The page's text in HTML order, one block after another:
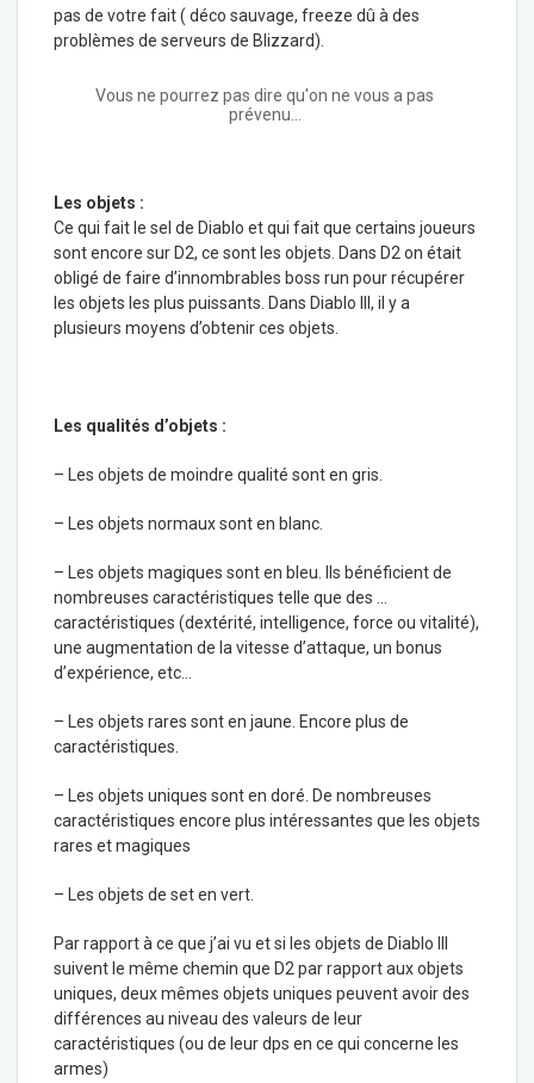
pas de votre fait ( déco sauvage, freeze dû à des
problèmes de serveurs de Blizzard).
Vous ne pourrez pas dire qu'on ne vous a pas
prévenu...
Les objets :
Ce qui fait le sel de Diablo et qui fait que certains joueurs
sont encore sur D2, ce sont les objets. Dans D2 on était
obligé de faire d’innombrables boss run pour récupérer
les objets les plus puissants. Dans Diablo III, il y a
plusieurs moyens d’obtenir ces objets.
Les qualités d’objets :
– Les objets de moindre qualité sont en gris.
– Les objets normaux sont en blanc.
– Les objets magiques sont en bleu. Ils bénéficient de
nombreuses caractéristiques telle que des …
caractéristiques (dextérité, intelligence, force ou vitalité),
une augmentation de la vitesse d’attaque, un bonus
d’expérience, etc…
– Les objets rares sont en jaune. Encore plus de
caractéristiques.
– Les objets uniques sont en doré. De nombreuses
caractéristiques encore plus intéressantes que les objets
rares et magiques
– Les objets de set en vert.
Par rapport à ce que j’ai vu et si les objets de Diablo III
suivent le même chemin que D2 par rapport aux objets
uniques, deux mêmes objets uniques peuvent avoir des
différences au niveau des valeurs de leur
caractéristiques (ou de leur dps en ce qui concerne les
armes)